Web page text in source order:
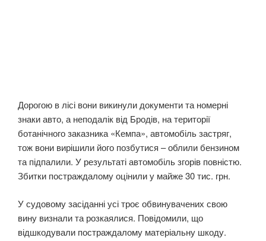
Дорогою в лісі вони викинули документи та номерні
знаки авто, а неподалік від Бродів, на території
ботанічного заказника «Кемпа», автомобіль застряг,
тож вони вирішили його позбутися – облили бензином
та підпалили. У результаті автомобіль згорів повністю.
Збитки постраждалому оцінили у майже 30 тис. грн.
У судовому засіданні усі троє обвинувачених свою
вину визнали та розкаялися. Повідомили, що
відшкодували постраждалому матеріальну шкоду.